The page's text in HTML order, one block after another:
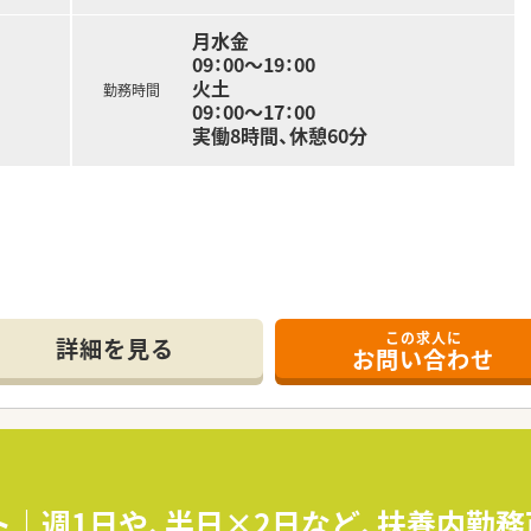
勤務時間
月水金
09：00～19：00
火土
09：00～17：00
実働8時間、休憩60分
詳細を見る この求人に
お問い合わせ